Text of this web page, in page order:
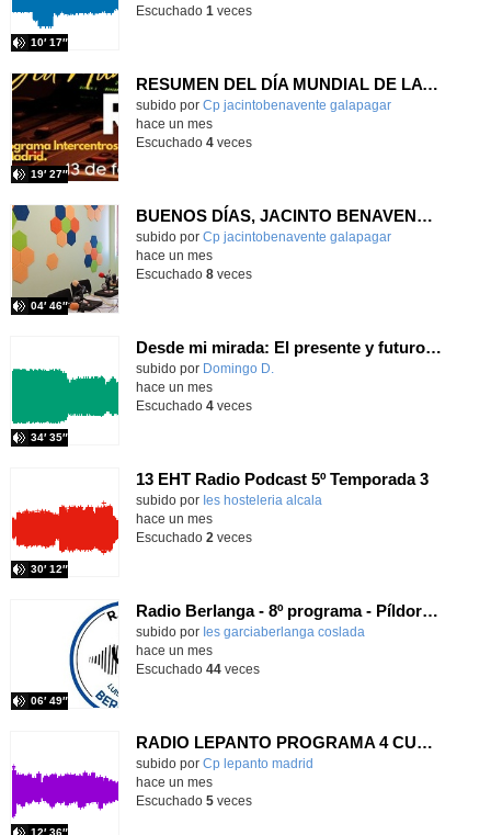
10′ 17″
Escuchado 1 veces
RESUMEN DEL DÍA MUNDIAL DE LA RADIO Y LA I.A. PROGRAMA COLABORATIVO
Contenido educativo.
subido por Cp jacintobenavente galapagar
19′ 27″
-
hace un mes
Escuchado 4veces
BUENOS DÍAS, JACINTO BENAVENTE: viernes, 19 de junio de 2026
Contenido educativo.
subido por Cp jacintobenavente galapagar
04′ 46″
-
hace un mes
Escuchado 8veces
Desde mi mirada: El presente y futuro del Aula TEA
Contenido educativo.
subido por Domingo D.
34′ 35″
hace un mes
Escuchado 4veces
13 EHT Radio Podcast 5º Temporada 3
Contenido educativo.
subido por Ies hosteleria alcala
30′ 12″
hace un mes
Escuchado 2 veces
Radio Berlanga - 8º programa - Píldora filosófica
Contenido educativo.
subido por Ies garciaberlanga coslada
06′ 49″
hace un mes
Escuchado 44veces
RADIO LEPANTO PROGRAMA 4 CURSO 25-26
Contenido educativo.
subido por Cp lepanto madrid
12′ 36″
hace un mes
Escuchado 5veces